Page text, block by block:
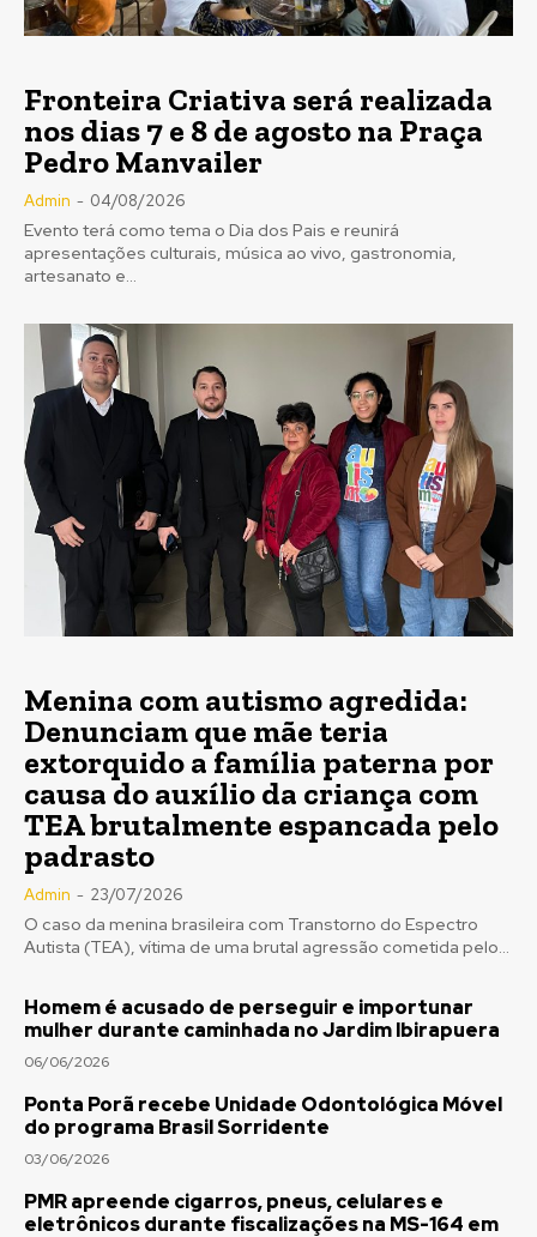
Fronteira Criativa será realizada
nos dias 7 e 8 de agosto na Praça
Pedro Manvailer
Admin - 04/08/2026
Evento terá como tema o Dia dos Pais e reunirá
apresentações culturais, música ao vivo, gastronomia,
artesanato e...
Menina com autismo agredida:
Denunciam que mãe teria
extorquido a família paterna por
causa do auxílio da criança com
TEA brutalmente espancada pelo
padrasto
Admin - 23/07/2026
O caso da menina brasileira com Transtorno do Espectro
Autista (TEA), vítima de uma brutal agressão cometida pelo...
Homem é acusado de perseguir e importunar
mulher durante caminhada no Jardim Ibirapuera
06/06/2026
Ponta Porã recebe Unidade Odontológica Móvel
do programa Brasil Sorridente
03/06/2026
PMR apreende cigarros, pneus, celulares e
eletrônicos durante fiscalizações na MS-164 em